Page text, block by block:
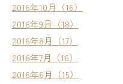
2016年10月（16）
2016年9月（18）
2016年8月（17）
2016年7月（16）
2016年6月（15）